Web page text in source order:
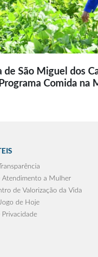
de São Miguel dos
Comida na
Atendimento a Mulher
de Valorização da Vida
de Hoje
Privacidade